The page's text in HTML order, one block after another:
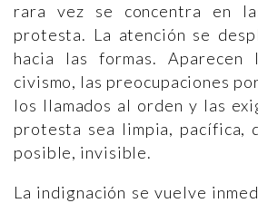
rara vez se concentra en
protesta. La atención se
hacia las formas. Aparecen
civismo, las preocupaciones
los llamados al orden y las
protesta sea limpia, pacífica,
posible, invisible.
La indignación se vuelve